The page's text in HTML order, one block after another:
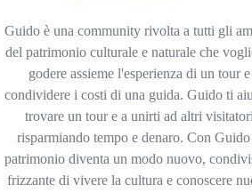
Guido è una community rivolta a tutti gli
del patrimonio culturale e naturale che
godere assieme l'esperienza di un tour e
condividere i costi di una guida. Guido ti
trovare un tour e a unirti ad altri visitatori
risparmiando tempo e denaro. Con
patrimonio diventa un modo nuovo,
frizzante di vivere la cultura e conoscere